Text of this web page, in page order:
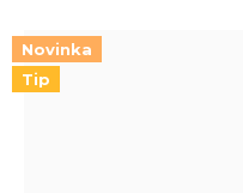
Novinka
Tip